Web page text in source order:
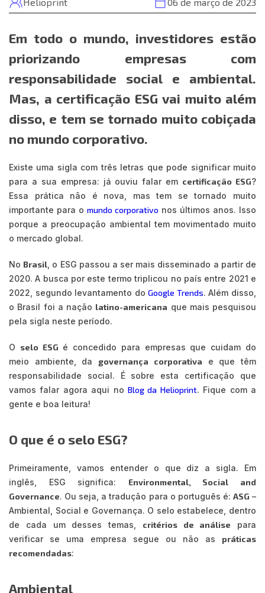
Em todo o mundo, investidores estão
priorizando empresas com
responsabilidade social e ambiental.
Mas, a certificação ESG vai muito além
disso, e tem se tornado muito cobiçada
no mundo corporativo.
Existe uma sigla com três letras que pode significar muito
para a sua empresa: já ouviu falar em certificação ESG?
Essa prática não é nova, mas tem se tornado muito
importante para o mundo corporativo nos últimos anos. Isso
porque a preocupação ambiental tem movimentado muito
o mercado global.
No Brasil , o ESG passou a ser mais disseminado a partir de
2020. A busca por este termo triplicou no país entre 2021 e
2022, segundo levantamento doGoogle Trends. Além disso,
o Brasil foi a nação latino-americana que mais pesquisou
pela sigla neste período.
O selo ESG é concedido para empresas que cuidam do
meio ambiente, da governança corporativa e que têm
responsabilidade social. É sobre esta certificação que
vamos falar agora aqui no Blog da Helioprint. Fique com a
gente e boa leitura!
O que é o selo ESG?
Primeiramente, vamos entender o que diz a sigla. Em
inglês, ESG significa: Environmental, Social and
Governance. Ou seja, a tradução para o português é: ASG –
Ambiental, Social e Governança. O selo estabelece, dentro
de cada um desses temas, critérios de análise para
verificar se uma empresa segue ou não as práticas
recomendadas:
Ambiental